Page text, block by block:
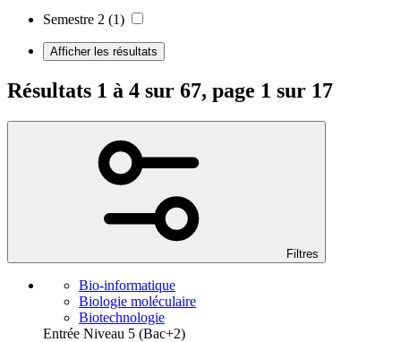
Semestre 2 (1)
Afficher les résultats
Résultats 1 à 4 sur 67, page 1 sur 17
Filtres
Bio-informatique
Biologie moléculaire
Biotechnologie
Entrée Niveau 5 (Bac+2)